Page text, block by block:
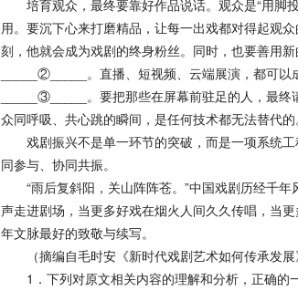
培育观众，最终要靠好作品说话。观众是“用脚
用。要沉下心来打磨精品，让每一出戏都对得起观
刻，他就会成为戏剧的终身粉丝。同时，也要善用
_____②_____。直播、短视频、云端展演，都可以
_____③_____。要把那些在屏幕前驻足的人，最
众同呼吸、共心跳的瞬间，是任何技术都无法替代的
戏剧振兴不是单一环节的突破，而是一项系统工
同参与、协同共振。
“雨后复斜阳，关山阵阵苍。”中国戏剧历经千年
声走进剧场，当更多好戏在烟火人间久久传唱，当
年文脉最好的致敬与续写。
（摘编自毛时安《新时代戏剧艺术如何传承发展
1．下列对原文相关内容的理解和分析，正确的